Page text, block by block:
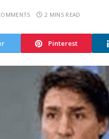
2 MINS READ
Pinterest